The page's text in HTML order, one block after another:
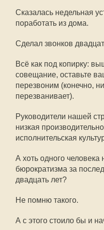
Сказалась недельная
поработать из дома.
Сделал звонков
Всё как под копирку:
совещание, оставьте
перезвоним (конечно,
перезванивает).
Руководители нашей
низкая
исполнительская
А хоть одного человека
бюрократизма за
двадцать лет?
Не помню такого.
А с этого стоило бы и